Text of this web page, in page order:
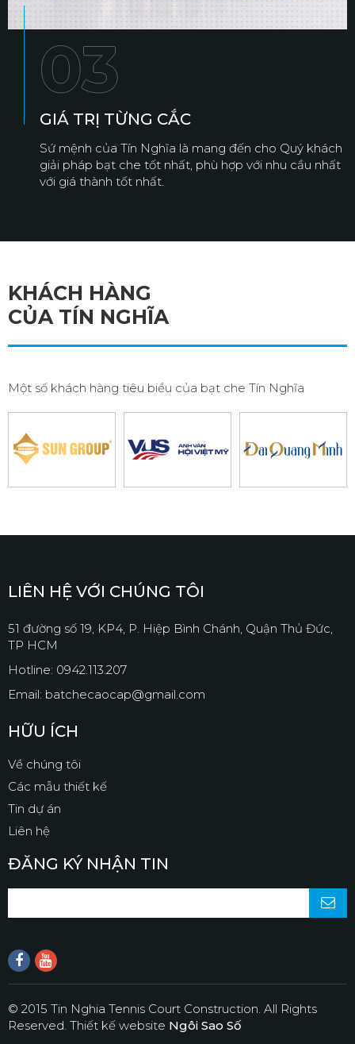
03
GIÁ TRỊ TỪNG CẮC
Sứ mệnh của Tín Nghĩa là mang đến cho Quý khách
giải pháp bạt che tốt nhất, phù hợp với nhu cầu nhất
với giá thành tốt nhất.
KHÁCH HÀNG
CỦA TÍN NGHĨA
Một số khách hàng tiêu biểu của bạt che Tín Nghĩa
LIÊN HỆ VỚI CHÚNG TÔI
51 đường số 19, KP4, P. Hiệp Bình Chánh, Quận Thủ Đức,
TP HCM
Hotline: 0942.113.207
Email: batchecaocap@gmail.com
HỮU ÍCH
Về chúng tôi
Các mẫu thiết kế
Tin dự án
Liên hệ
ĐĂNG KÝ NHẬN TIN
© 2015 Tin Nghia Tennis Court Construction. All Rights
Reserved. Thiết kế website Ngôi Sao Số